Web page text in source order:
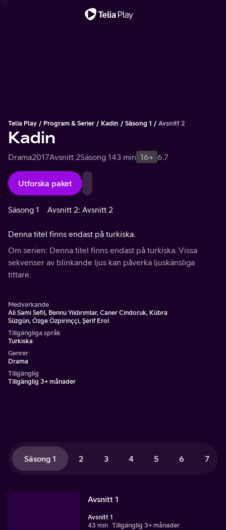
Telia Play Program & Serier Kadin Säsong 1 Avsnitt 2
Kadin
Drama2017Avsnitt 2Säsong 143 min 16+ 6.7
Utforska paket
Säsong 1 Avsnitt 2: Avsnitt 2
Denna titel finns endast på turkiska.
Om serien: Denna titel finns endast på turkiska. Vissa
sekvenser av blinkande ljus kan påverka ljuskänsliga
tittare.
Medverkande
Ali Sami Sefil, Bennu Yıldırımlar, Caner Cindoruk, Kübra
Süzgün, Özge Özpirinççi, Şerif Erol
Tillgängliga språk
Turkiska
Genrer
Drama
Tillgänglig
Tillgänglig 3+ månader
Säsong 1 2 3 4 5 6 7
Avsnitt 1
Avsnitt 1
43 min Tillgänglig 3+ månader